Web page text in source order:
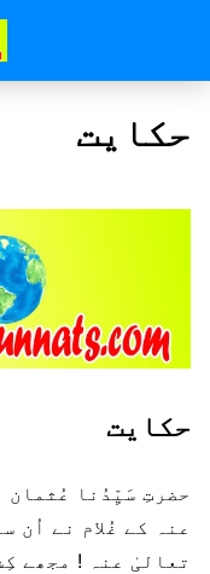
حکایت
حکایت
حضرتِ سَیِّدُنا عُثمان
عنہ کے غُلام نے اُن
تعالیٰ عنہ ! مجھے